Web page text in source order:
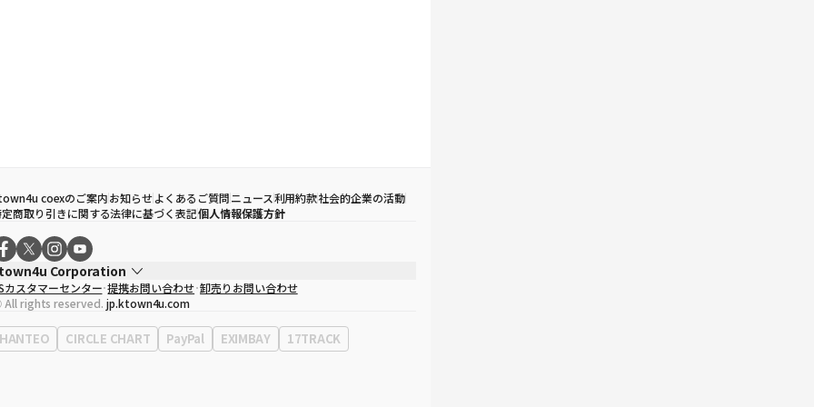
coexのご案内お知らせよくあるご質問ニュース利用約款社会的企業の活動
商取り引きに関する法律に基づく表記個人情報保護方針
Corporation
取締役
ソン・ヒョミン
業者登録番号120-87-71116
0120-23-7523
務所住所
ソウル特別市江南区永東大路513、3階(三成洞、coex)
カスタマーセンター 提携お問い合わせ 卸売りお問い合わせ
rights reserved. jp.ktown4u.com
HANTEO CIRCLE CHART PayPal EXIMBAY 17TRACK